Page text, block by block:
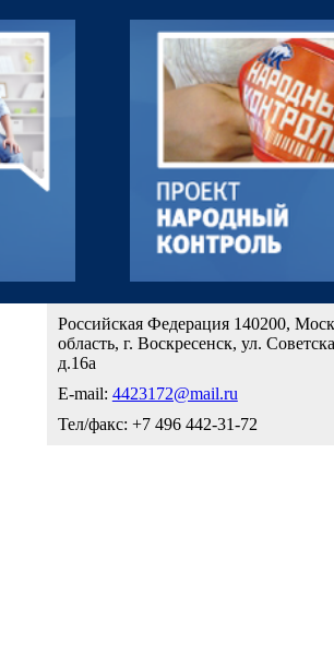
Российская Федерация 140200,
область, г. Воскресенск, ул.
д.16а
E-mail: 4423172@mail.ru
Тел/факс: +7 496 442-31-72